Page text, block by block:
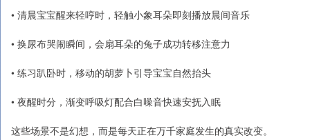
• 清晨宝宝醒来轻哼时，轻触小象耳朵即刻播放晨间音乐
• 换尿布哭闹瞬间，会扇耳朵的兔子成功转移注意力
• 练习趴卧时，移动的胡萝卜引导宝宝自然抬头
• 夜醒时分，渐变呼吸灯配合白噪音快速安抚入眠
这些场景不是幻想，而是每天正在万千家庭发生的真实改变。